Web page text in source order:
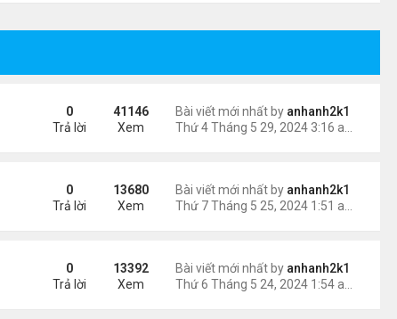
Bài viết mới nhất by anhanh2k1
0
Trả lời
41146
Xem
Bài viết mới nhất by anhanh2k1
0
Trả lời
13680
Xem
Bài viết mới nhất by anhanh2k1
0
Trả lời
13392
Xem